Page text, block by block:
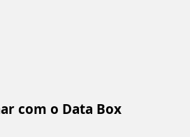
com o Data Box